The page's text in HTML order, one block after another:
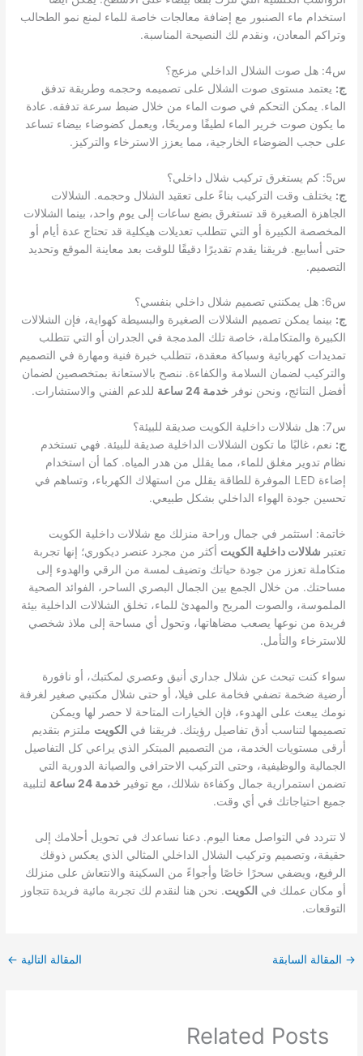
استخدام ماء الصنبور مع إضافة معالجات خاصة للماء لمنع نمو الطحالب
وتراكم المعادن، ونقدم لك النصيحة المناسبة.
س4: هل صوت الشلال الداخلي مزعج؟
ج: يعتمد مستوى صوت الشلال على تصميمه وحجمه وطريقة تدفق
الماء. يمكن التحكم في صوت الماء من خلال ضبط سرعة تدفقه. عادة
ما يكون صوت خرير الماء لطيفًا ومريحًا، ويعمل كضوضاء بيضاء تساعد
على حجب الضوضاء الخارجية، مما يعزز الاسترخاء والتركيز.
س5: كم يستغرق تركيب شلال داخلي؟
ج: يختلف وقت التركيب بناءً على تعقيد الشلال وحجمه. الشلالات
الجاهزة الصغيرة قد تستغرق بضع ساعات إلى يوم واحد، بينما الشلالات
المخصصة الكبيرة أو التي تتطلب تعديلات هيكلية قد تحتاج عدة أيام أو
حتى أسابيع. فريقنا يقدم تقديرًا دقيقًا للوقت بعد معاينة الموقع وتحديد
التصميم.
س6: هل يمكنني تصميم شلال داخلي بنفسي؟
ج: بينما يمكن تصميم الشلالات الصغيرة والبسيطة كهواية، فإن الشلالات
الكبيرة والمتكاملة، خاصة تلك المدمجة في الجدران أو التي تتطلب
تمديدات كهربائية وسباكة معقدة، تتطلب خبرة فنية ومهارة في التصميم
والتركيب لضمان السلامة والكفاءة. ننصح بالاستعانة بمتخصصين لضمان
أفضل النتائج، ونحن نوفر خدمة 24 ساعة للدعم الفني والاستشارات.
س7: هل شلالات داخلية الكويت صديقة للبيئة؟
ج: نعم، غالبًا ما تكون الشلالات الداخلية صديقة للبيئة. فهي تستخدم
نظام تدوير مغلق للماء، مما يقلل من هدر المياه. كما أن استخدام
إضاءة LED الموفرة للطاقة يقلل من استهلاك الكهرباء، وتساهم في
تحسين جودة الهواء الداخلي بشكل طبيعي.
خاتمة: استثمر في جمال وراحة منزلك مع شلالات داخلية الكويت
تعتبر شلالات داخلية الكويت أكثر من مجرد عنصر ديكوري؛ إنها تجربة
متكاملة تعزز من جودة حياتك وتضيف لمسة من الرقي والهدوء إلى
مساحتك. من خلال الجمع بين الجمال البصري الساحر، الفوائد الصحية
الملموسة، والصوت المريح والمهدئ للماء، تخلق الشلالات الداخلية بيئة
فريدة من نوعها يصعب مضاهاتها، وتحول أي مساحة إلى ملاذ شخصي
للاسترخاء والتأمل.
سواء كنت تبحث عن شلال جداري أنيق وعصري لمكتبك، أو نافورة
أرضية ضخمة تضفي فخامة على فيلا، أو حتى شلال مكتبي صغير لغرفة
نومك يبعث على الهدوء، فإن الخيارات المتاحة لا حصر لها ويمكن
تصميمها لتناسب أدق تفاصيل رؤيتك. فريقنا في الكويت ملتزم بتقديم
أرقى مستويات الخدمة، من التصميم المبتكر الذي يراعي كل التفاصيل
الجمالية والوظيفية، وحتى التركيب الاحترافي والصيانة الدورية التي
تضمن استمرارية جمال وكفاءة شلالك، مع توفير خدمة 24 ساعة
لتلبية
جميع احتياجاتك في أي وقت.
لا تتردد في التواصل معنا اليوم. دعنا نساعدك في تحويل أحلامك إلى
حقيقة، وتصميم وتركيب الشلال الداخلي المثالي الذي يعكس ذوقك
الرفيع، ويضفي سحرًا خاصًا وأجواءً من السكينة والانتعاش على منزلك
أو مكان عملك في الكويت. نحن هنا لنقدم لك تجربة مائية فريدة تتجاوز
التوقعات.
→ المقالة السابقة المقالة التالية ←
Related Posts